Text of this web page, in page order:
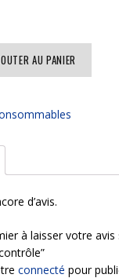
AU PANIER
d’avis.
à laisser votre avis
connecté pour